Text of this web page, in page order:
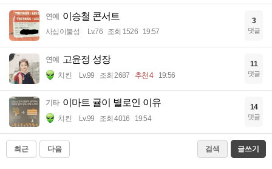
연예 이승철 콘서트
사십이불성 Lv.76 조회 1526 19:57
3
댓글
연예 고윤정 성장
치킨 Lv.99 조회 2687 추천 4 19:56
11
댓글
기타 이마트 귤이 별로인 이유
치킨 Lv.99 조회 4016 19:54
14
댓글
최근 다음 검색 글쓰기